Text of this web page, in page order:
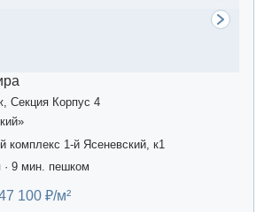
Секция Корпус 4
комплекс 1-й Ясеневский, к1
· 9 мин. пешком
100 ₽/м²